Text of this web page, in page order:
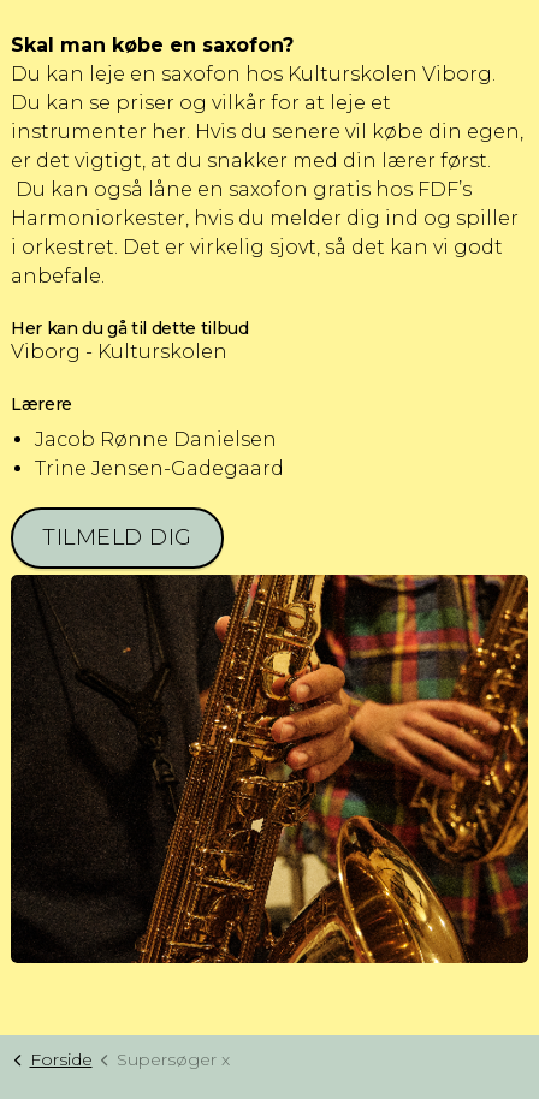
Skal man købe en saxofon?
Du kan leje en saxofon hos Kulturskolen Viborg.
Du kan se priser og vilkår for at leje et
instrumenter her. Hvis du senere vil købe din egen,
er det vigtigt, at du snakker med din lærer først.
Du kan også låne en saxofon gratis hos FDF’s
Harmoniorkester, hvis du melder dig ind og spiller
i orkestret. Det er virkelig sjovt, så det kan vi godt
anbefale.
Her kan du gå til dette tilbud
Viborg - Kulturskolen
Lærere
Jacob Rønne Danielsen
Trine Jensen-Gadegaard
TILMELD DIG
Forside Supersøger x